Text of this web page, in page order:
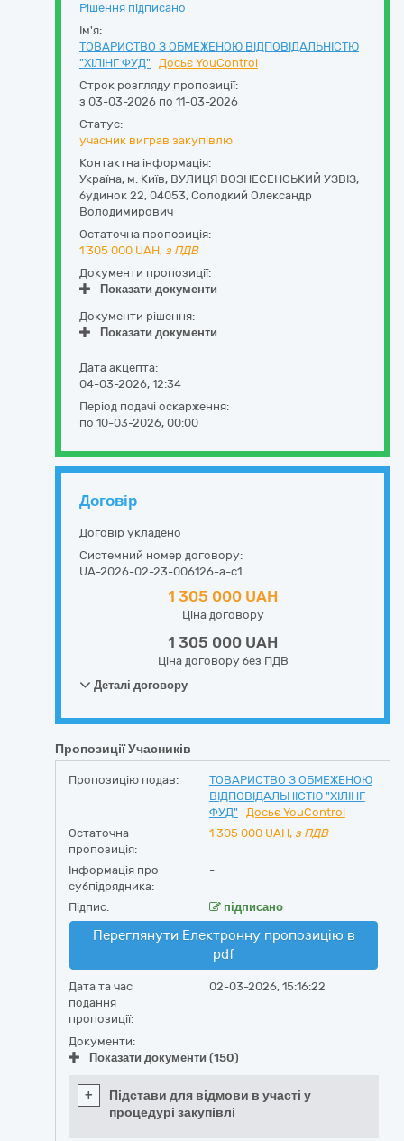
Рішення підписано
Ім'я:
ТОВАРИСТВО З ОБМЕЖЕНОЮ ВІДПОВІДАЛЬНІСТЮ
"ХІЛІНГ ФУД"
Досьє YouControl
Строк розгляду пропозиції:
з 03-03-2026 по 11-03-2026
Статус:
учасник виграв закупівлю
Контактна інформація:
Україна, м. Київ, ВУЛИЦЯ ВОЗНЕСЕНСЬКИЙ УЗВІЗ,
будинок 22, 04053, Солодкий Олександр
Володимирович
Остаточна пропозиція:
1 305 000 UAH, з ПДВ
Документи пропозиції:
Показати документи
Документи рішення:
Показати документи
Дата акцепта:
04-03-2026, 12:34
Період подачі оскарження:
по 10-03-2026, 00:00
Договір
Договір укладено
Системний номер договору:
UA-2026-02-23-006126-a-c1
1 305 000 UAH
Ціна договору
1 305 000 UAH
Ціна договору без ПДВ
Деталі договору
Пропозиції Учасників
Пропозицію подав:
ТОВАРИСТВО З ОБМЕЖЕНОЮ
ВІДПОВІДАЛЬНІСТЮ "ХІЛІНГ
ФУД"
Досьє YouControl
Остаточна
пропозиція:
1 305 000 UAH, з ПДВ
Інформація про
субпідрядника:
-
Підпис: підписано
Переглянути Електронну пропозицію в
pdf
Дата та час
подання
пропозиції:
02-03-2026, 15:16:22
Документи:
Показати документи (150)
+
Підстави для відмови в участі у
процедурі закупівлі